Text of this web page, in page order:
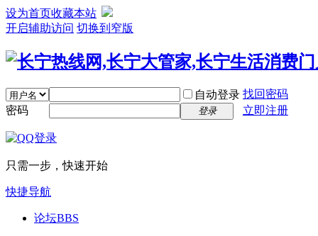
设为首页收藏本站
开启辅助访问 切换到窄版
自动登录 找回密码
密码
登录 立即注册
只需一步，快速开始
快捷导航
论坛BBS